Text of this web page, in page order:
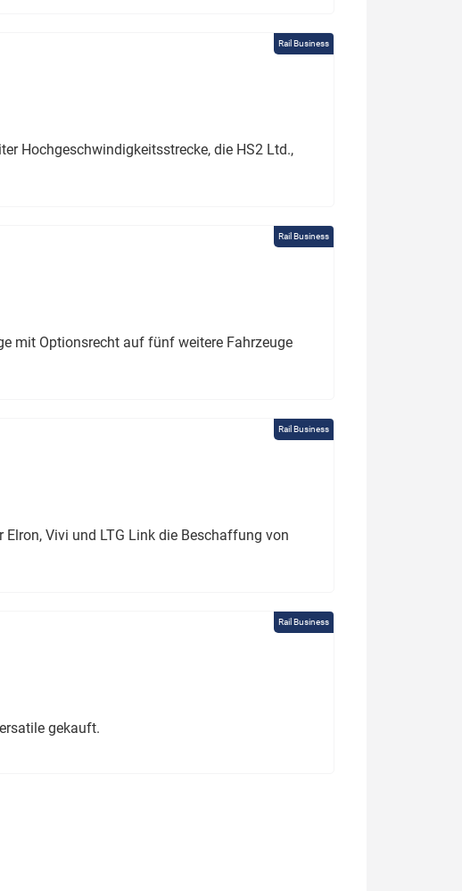
Rail Business
Hochgeschwindigkeitsstrecke, die HS2 Ltd.,
Rail Business
mit Optionsrecht auf fünf weitere Fahrzeuge
Rail Business
Vivi und LTG Link die Beschaffung von
Rail Business
gekauft.